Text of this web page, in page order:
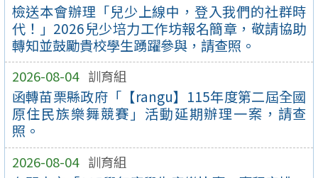
檢送本會辦理「兒少上線中，登入我們的社群時
代！」2026兒少培力工作坊報名簡章，敬請協助
轉知並鼓勵貴校學生踴躍參與，請查照。
2026-08-04 訓育組
函轉苗栗縣政府「【rangu】115年度第二屆全國
原住民族樂舞競賽」活動延期辦理一案，請查
照。
2026-08-04 訓育組